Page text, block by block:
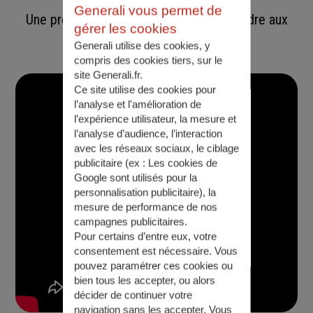
Une protection indispensable pour répondre aux
obligations règlementaires
Generali vous permet de
gérer les cookies
Generali utilise des cookies, y
compris des cookies tiers, sur le
site Generali.fr.
Ce site utilise des cookies pour
l’analyse et l'amélioration de
l’expérience utilisateur, la mesure et
l’analyse d’audience, l’interaction
avec les réseaux sociaux, le ciblage
publicitaire (ex : Les cookies de
Google sont utilisés pour la
personnalisation publicitaire), la
mesure de performance de nos
campagnes publicitaires.
Pour certains d’entre eux, votre
consentement est nécessaire. Vous
pouvez paramétrer ces cookies ou
bien tous les accepter, ou alors
décider de continuer votre
navigation sans les accepter. Vous